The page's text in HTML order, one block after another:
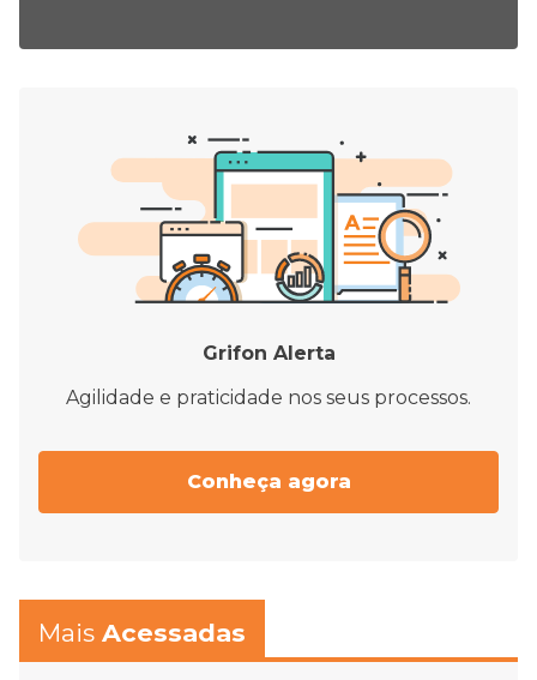
Grifon Alerta
Agilidade e praticidade nos seus processos.
Conheça agora
Mais Acessadas